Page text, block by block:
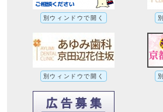
別ウィンドウで開く
別ウィンドウで開く